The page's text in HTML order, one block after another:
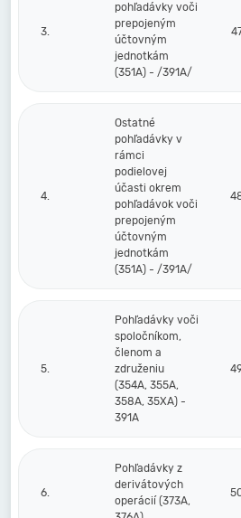
3.
pohľadávky voči
prepojeným
účtovným
jednotkám
(351A) - /391A/
4.
Ostatné
pohľadávky v
rámci
podielovej
účasti okrem
pohľadávok voči
prepojeným
účtovným
jednotkám
(351A) - /391A/
5.
Pohľadávky voči
spoločníkom,
členom a
združeniu
(354A, 355A,
358A, 35XA) -
391A
6.
Pohľadávky z
derivátových
operácií (373A,